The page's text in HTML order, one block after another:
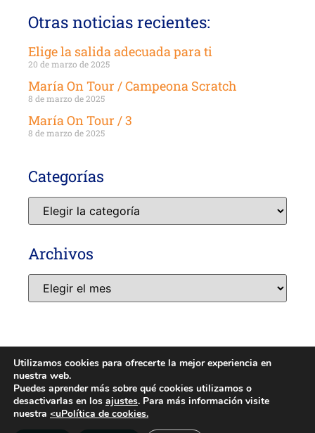
Otras noticias recientes:
Elige la salida adecuada para ti
20 de marzo de 2025
María On Tour / Campeona Scratch
8 de marzo de 2025
María On Tour / 3
8 de marzo de 2025
Categorías
Archivos
AVISO LEGAL POLÍTICA DE PRIVACIDAD
COOKIES
MEDIOAMBIENTE
Utilizamos cookies para ofrecerte la mejor experiencia en
nuestra web.
Puedes aprender más sobre qué cookies utilizamos o
desactivarlas en los ajustes. Para más información visite
nuestra <uPolítica de cookies.